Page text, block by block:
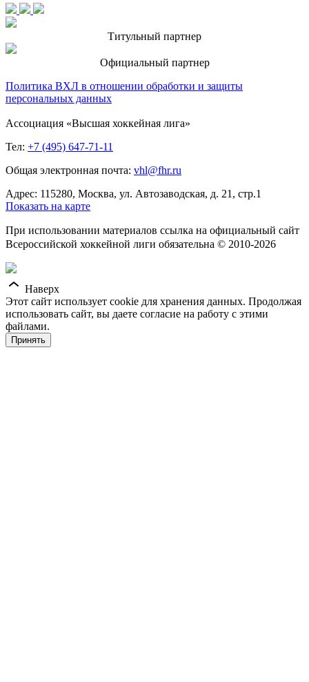
Титульный партнер
Официальный партнер
Политика ВХЛ в отношении обработки и защиты
персональных данных
Ассоциация «Высшая хоккейная лига»
Тел: +7 (495) 647-71-11
Общая электронная почта: vhl@fhr.ru
Адрес: 115280, Москва, ул. Автозаводская, д. 21, стр.1
Показать на карте
При использовании материалов ссылка на официальный сайт
Всероссийской хоккейной лиги обязательна © 2010-2026
Наверх
Этот сайт использует cookie для хранения данных. Продолжая
использовать сайт, вы даете согласие на работу с этими
файлами.
Принять